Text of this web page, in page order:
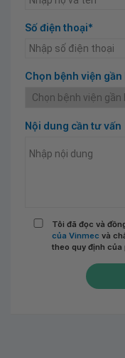
Số điện thoại*
Chọn bệnh viện gần
Nội dung cần tư vấn
Tôi đã đọc và
của Vinmec và
theo quy định của